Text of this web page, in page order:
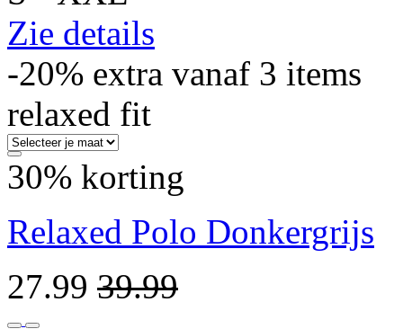
Zie details
-20% extra vanaf 3 items
relaxed fit
30% korting
Relaxed Polo Donkergrijs
27.99 39.99